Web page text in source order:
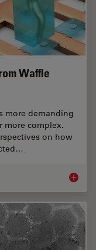
Waffle
more demanding
more complex.
on how
Cryo-